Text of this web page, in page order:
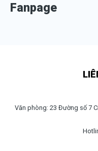
Fanpage
Văn phòng: 23 Đường số 7